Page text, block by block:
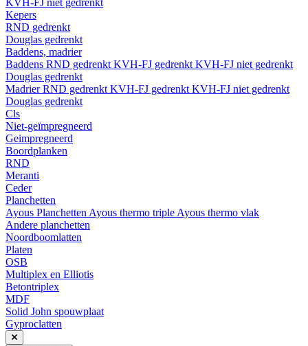
KVH-FJ niet gedrenkt
Kepers
RND gedrenkt
Douglas gedrenkt
Baddens, madrier
Baddens RND gedrenkt KVH-FJ gedrenkt KVH-FJ niet gedrenkt
Douglas gedrenkt
MadrierRND gedrenkt KVH-FJ gedrenkt KVH-FJ niet gedrenkt
Douglas gedrenkt
Cls
Niet-geïmpregneerd
Geimpregneerd
Boordplanken
RND
Meranti
Ceder
Planchetten
Ayous Planchetten Ayous thermo triple Ayous thermo vlak
Andere planchetten
Noordboomlatten
Platen
OSB
Multiplex en Elliotis
Betontriplex
MDF
Solid John spouwplaat
Gyproclatten